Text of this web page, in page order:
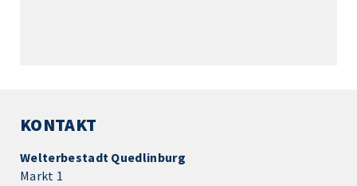
KONTAKT
Welterbestadt Quedlinburg
Markt 1